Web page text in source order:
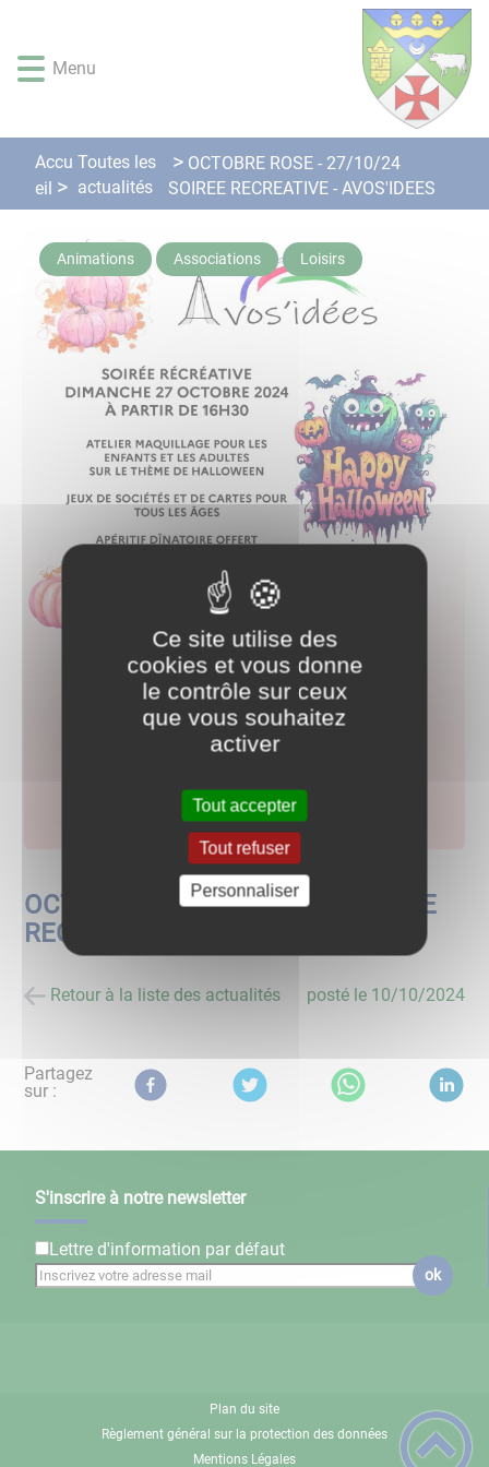
rapide
au
rapide
au
principal
rapide
recherche
rapide
au
de
page
Menu
Accu
eil
Toutes les
actualités
OCTOBRE ROSE - 27/10/24
SOIREE RECREATIVE - AVOS'IDEES
Animations Associations Loisirs
OCTOBRE ROSE - 27/10/24 SOIREE
RECREATIVE - AVOS'IDEES
Retour à la liste des actualités posté le 10/10/2024
Partagez
sur :
S'inscrire à notre newsletter
Lettre d'information par défaut
ok
Plan du site
Règlement général sur la protection des données
Mentions Légales
Ce site utilise des
cookies et vous donne
le contrôle sur ceux
que vous souhaitez
activer
Tout accepter
Tout refuser
Personnaliser